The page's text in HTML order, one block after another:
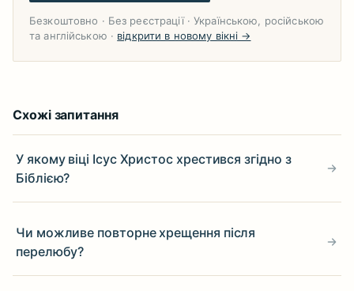
Безкоштовно · Без реєстрації · Українською, російською
та англійською · відкрити в новому вікні →
Схожі запитання
У якому віці Ісус Христос хрестився згідно з
Біблією?
Чи можливе повторне хрещення після
перелюбу?